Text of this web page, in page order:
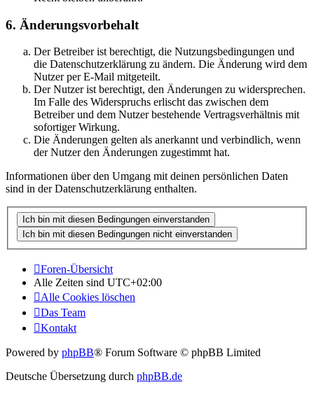
6. Änderungsvorbehalt
Der Betreiber ist berechtigt, die Nutzungsbedingungen und
die Datenschutzerklärung zu ändern. Die Änderung wird dem
Nutzer per E-Mail mitgeteilt.
Der Nutzer ist berechtigt, den Änderungen zu widersprechen.
Im Falle des Widerspruchs erlischt das zwischen dem
Betreiber und dem Nutzer bestehende Vertragsverhältnis mit
sofortiger Wirkung.
Die Änderungen gelten als anerkannt und verbindlich, wenn
der Nutzer den Änderungen zugestimmt hat.
Informationen über den Umgang mit deinen persönlichen Daten
sind in der Datenschutzerklärung enthalten.
Foren-Übersicht
Alle Zeiten sind UTC+02:00
Alle Cookies löschen
Das Team
Kontakt
Powered by phpBB® Forum Software © phpBB Limited
Deutsche Übersetzung durch phpBB.de